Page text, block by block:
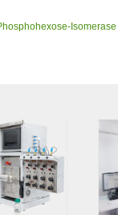
Isomerase